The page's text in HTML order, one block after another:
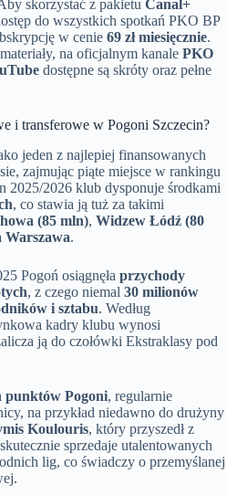
skorzystać z pakietu Canal+
do wszystkich spotkań PKO BP
w cenie 69 zł miesięcznie.
na oficjalnym kanale PKO
dostępne są skróty oraz pełne
i transferowe w Pogoni Szczecin?
jeden z najlepiej finansowanych
zajmując piąte miejsce w rankingu
2025/2026 klub dysponuje środkami
, co stawia ją tuż za takimi
(85 mln), Widzew Łódź (80
Warszawa.
Pogoń osiągnęła przychody
, z czego niemal 30 milionów
i sztabu. Według
kadry klubu wynosi
ją do czołówki Ekstraklasy pod
punktów Pogoni, regularnie
na przykład niedawno do drużyny
Koulouris, który przyszedł z
sprzedaje utalentowanych
lig, co świadczy o przemyślanej